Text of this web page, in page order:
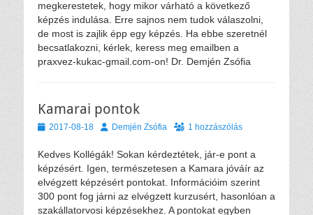
megkerestetek, hogy mikor várható a következő
képzés indulása. Erre sajnos nem tudok válaszolni,
de most is zajlik épp egy képzés. Ha ebbe szeretnél
becsatlakozni, kérlek, keress meg emailben a
praxvez-kukac-gmail.com-on! Dr. Demjén Zsófia
Kamarai pontok
Közzétéve
2017-08-18 SzerzőDemjén Zsófia 1 hozzászólás
Kedves Kollégák! Sokan kérdeztétek, jár-e pont a
képzésért. Igen, természetesen a Kamara jóváír az
elvégzett képzésért pontokat. Információim szerint
300 pont fog járni az elvégzett kurzusért, hasonlóan a
szakállatorvosi képzésekhez. A pontokat egyben